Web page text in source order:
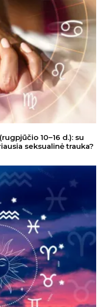
10–16 d.): su
seksualinė trauka?